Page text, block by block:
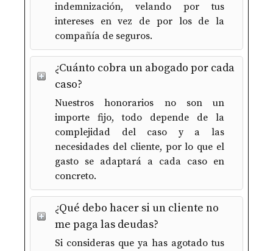
indemnización, velando por tus
intereses en vez de por los de la
compañía de seguros.
¿Cuánto cobra un abogado por cada
caso?
Nuestros honorarios no son un
importe fijo, todo depende de la
complejidad del caso y a las
necesidades del cliente, por lo que el
gasto se adaptará a cada caso en
concreto.
¿Qué debo hacer si un cliente no
me paga las deudas?
Si consideras que ya has agotado tus